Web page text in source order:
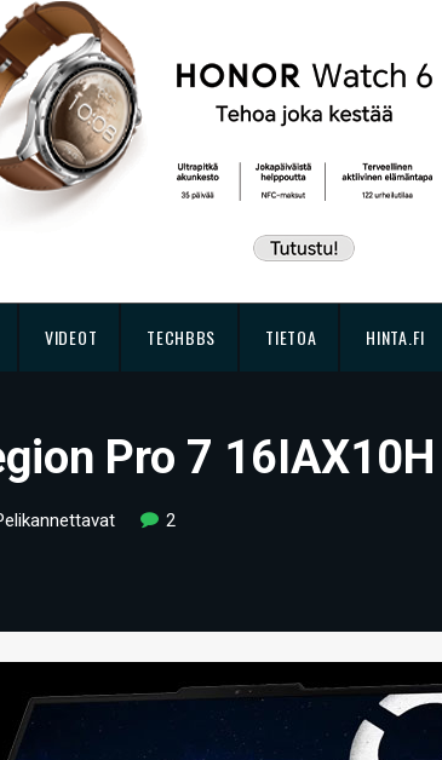
VIDEOT TECHBBS TIETOA HINTA.FI
Pro 7
2